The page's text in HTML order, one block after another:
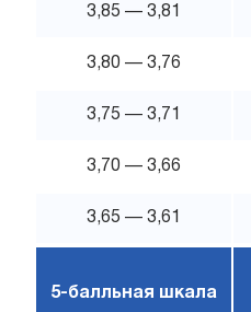
3,85 — 3,81
3,80 — 3,76
3,75 — 3,71
3,70 — 3,66
3,65 — 3,61
5-балльная шкала